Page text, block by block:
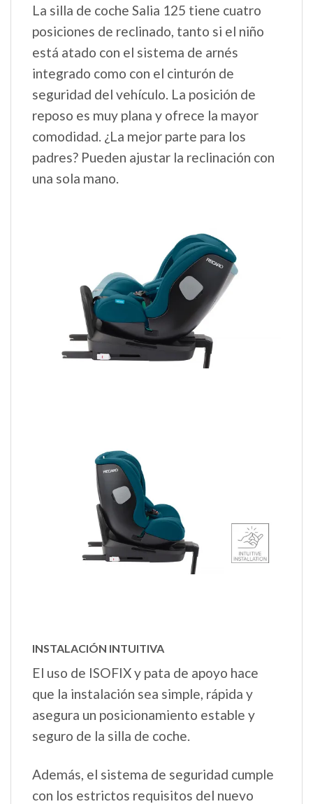
La silla de coche Salia 125 tiene cuatro
posiciones de reclinado, tanto si el niño
está atado con el sistema de arnés
integrado como con el cinturón de
seguridad del vehículo. La posición de
reposo es muy plana y ofrece la mayor
comodidad. ¿La mejor parte para los
padres? Pueden ajustar la reclinación con
una sola mano.
INSTALACIÓN INTUITIVA
El uso de ISOFIX y pata de apoyo hace
que la instalación sea simple, rápida y
asegura un posicionamiento estable y
seguro de la silla de coche.
Además, el sistema de seguridad cumple
con los estrictos requisitos del nuevo